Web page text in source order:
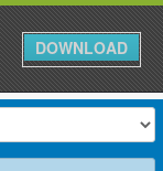
Anuncie Grátis »
DOWNLOAD